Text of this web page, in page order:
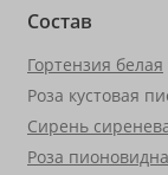
Состав
Гортензия белая
Роза кустовая
Сирень
Роза